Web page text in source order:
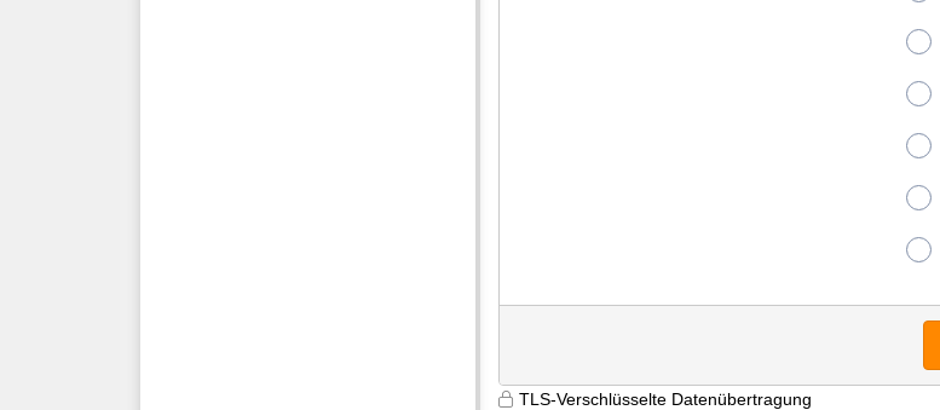
TLS-Verschlüsselte Datenübertragung